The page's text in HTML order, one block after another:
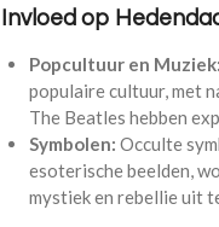
Invloed op
Popcultuur en Muziek:
populaire cultuur, met
The Beatles hebben
Symbolen: Occulte
esoterische beelden,
mystiek en rebellie uit